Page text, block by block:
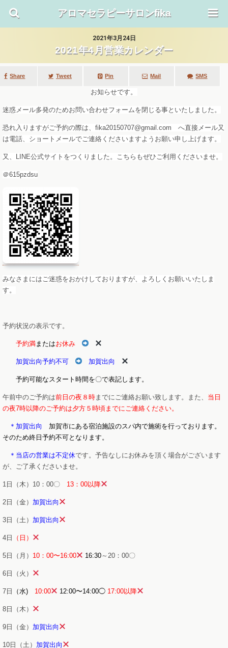
アロマセラピーサロンfika
2021年3月24日
2021年4月営業カレンダー
Share Tweet Pin Mail SMS
お知らせです。
迷惑メール多発のためお問い合わせフォームを閉じる事といたしました。
恐れ入りますがご予約の際は、fika20150707@gmail.com へ直接メール又
は電話、ショートメールでご連絡くださいますようお願い申し上げます。
又、LINE公式サイトをつくりました。こちらもぜひご利用くださいませ。
＠615pzdsu
みなさまにはご迷惑をおかけしておりますが、よろしくお願いいたしま
す。
予約状況の表示です。
予約満またはお休み
加賀出向予約不可 加賀出向
予約可能なスタート時間を〇で表記します。
午前中のご予約は前日の夜８時までにご連絡お願い致します。また、 当日
の夜7時以降のご予約は夕方５時頃までにご連絡ください。
＊加賀出向 加賀市にある宿泊施設のスパ内で施術を行っております。
そのため終日予約不可となります。
＊当店の営業は不定休です。予告なしにお休みを頂く場合がございます
が、ご了承くださいませ。
1日（木）10：00〇 13：00以降
2日（金） 加賀出向
3日（土） 加賀出向
4日 （日）
5日（月） 10：00〜16:00 16:30～20：00〇
6日（火）
7日 （水) 10:00 12:00〜14:00◯ 17:00以降
8日（木）
9日（金） 加賀出向
10日（土） 加賀出向